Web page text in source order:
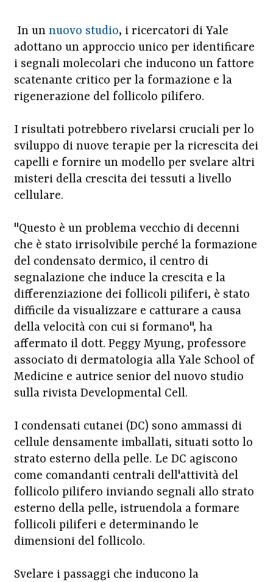
In unnuovo studio, i ricercatori di Yale
adottano un approccio unico per identificare
i segnali molecolari che inducono un fattore
scatenante critico per la formazione e la
rigenerazione del follicolo pilifero.
I risultati potrebbero rivelarsi cruciali per lo
sviluppo di nuove terapie per la ricrescita dei
capelli e fornire un modello per svelare altri
misteri della crescita dei tessuti a livello
cellulare.
"Questo è un problema vecchio di decenni
che è stato irrisolvibile perché la formazione
del condensato dermico, il centro di
segnalazione che induce la crescita e la
differenziazione dei follicoli piliferi, è stato
difficile da visualizzare e catturare a causa
della velocità con cui si formano", ha
affermato il dott. Peggy Myung, professore
associato di dermatologia alla Yale School of
Medicine e autrice senior del nuovo studio
sulla rivista Developmental Cell.
I condensati cutanei (DC) sono ammassi di
cellule densamente imballati, situati sotto lo
strato esterno della pelle. Le DC agiscono
come comandanti centrali dell'attività del
follicolo pilifero inviando segnali allo strato
esterno della pelle, istruendola a formare
follicoli piliferi e determinando le
dimensioni del follicolo.
Svelare i passaggi che inducono la